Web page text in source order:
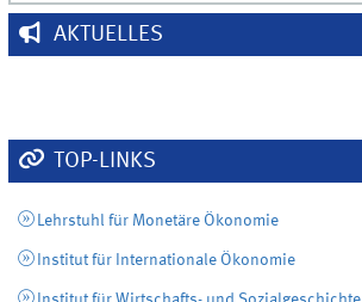
AKTUELLES
TOP-LINKS
Lehrstuhl für Monetäre Ökonomie
Institut für Internationale Ökonomie